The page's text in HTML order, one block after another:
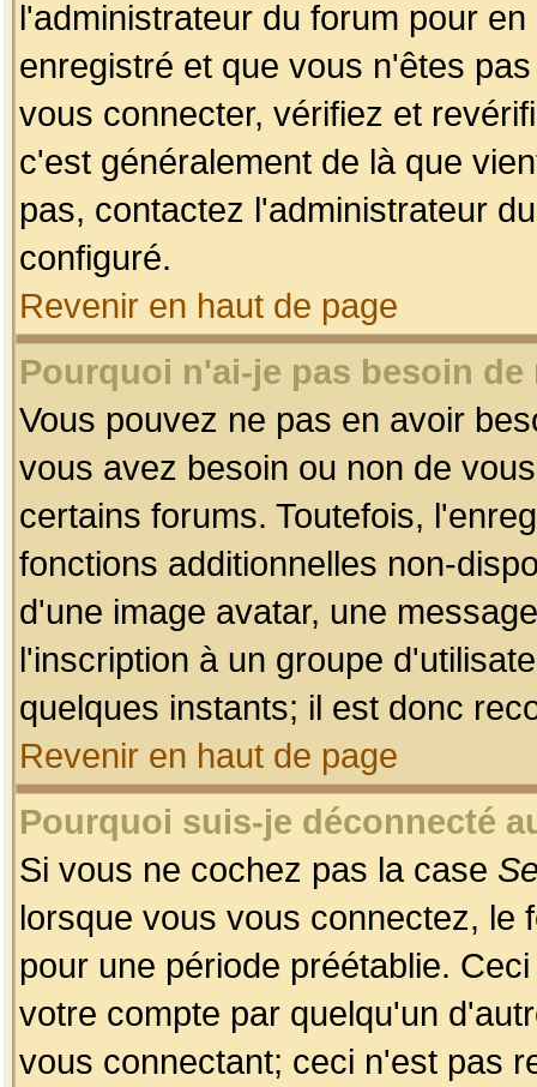
l'administrateur du forum pour
enregistré et que vous n'êtes
vous connecter, vérifiez et
c'est généralement de là que
pas, contactez l'administrateur
configuré.
Revenir en haut de page
Pourquoi n'ai-je pas besoin
Vous pouvez ne pas en avoir
vous avez besoin ou non de
certains forums. Toutefois,
fonctions additionnelles non-
d'une image avatar, une
l'inscription à un groupe
quelques instants; il est donc
Revenir en haut de page
Pourquoi suis-je déconnecté
Si vous ne cochez pas la case
lorsque vous vous connectez, le
pour une période préétablie.
votre compte par quelqu'un
vous connectant; ceci n'est pas